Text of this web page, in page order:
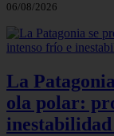
06/08/2026
La
ola polar: